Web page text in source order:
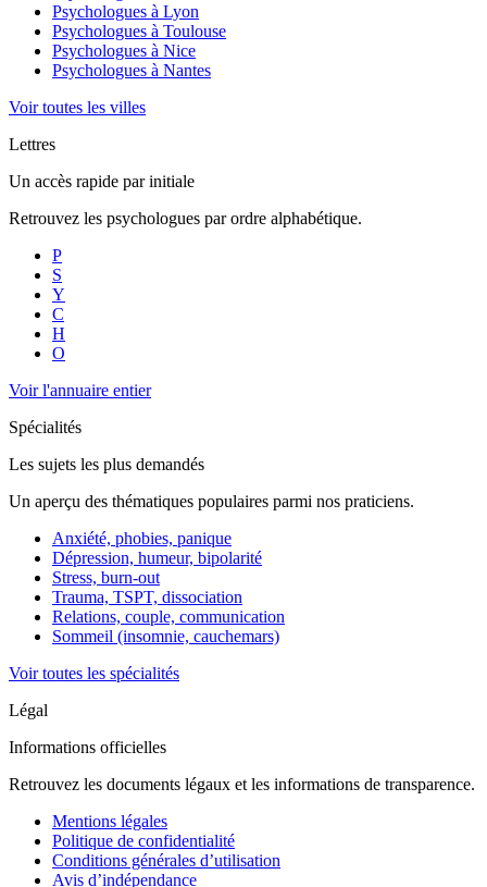
Psychologues à Lyon
Psychologues à Toulouse
Psychologues à Nice
Psychologues à Nantes
Voir toutes les villes
Lettres
Un accès rapide par initiale
Retrouvez les psychologues par ordre alphabétique.
P
S
Y
C
H
O
Voir l'annuaire entier
Spécialités
Les sujets les plus demandés
Un aperçu des thématiques populaires parmi nos praticiens.
Anxiété, phobies, panique
Dépression, humeur, bipolarité
Stress, burn-out
Trauma, TSPT, dissociation
Relations, couple, communication
Sommeil (insomnie, cauchemars)
Voir toutes les spécialités
Légal
Informations officielles
Retrouvez les documents légaux et les informations de transparence.
Mentions légales
Politique de confidentialité
Conditions générales d’utilisation
Avis d’indépendance